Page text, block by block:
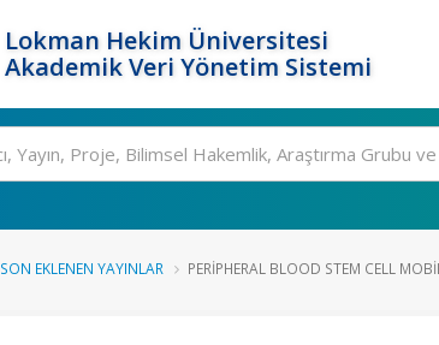
Lokman Hekim Üniversitesi
Akademik Veri Yönetim Sistemi
SON EKLENEN YAYINLAR PERIPHERAL BLOOD STEM CELL